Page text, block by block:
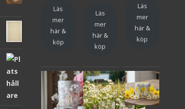
Läs
mer
här &
köp
Läs
mer
här &
köp
Läs
mer
här &
köp